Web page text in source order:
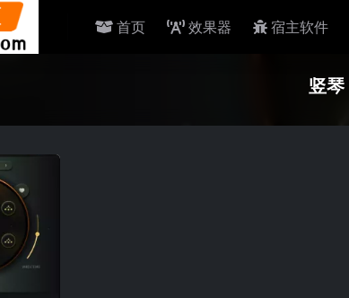
首页 效果器 宿主软件
竖琴